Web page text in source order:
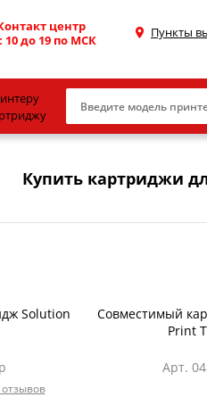
центр
10 до 19 по МСК
Пункты
HP
Konica Minolta
Xerox
Купить картриджи
Solution
отзывов
Совместимый
Print
Арт.